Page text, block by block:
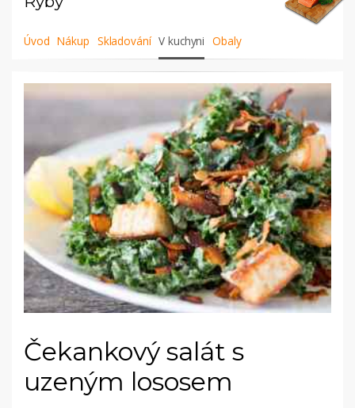
Úvod Nákup Skladování V kuchyni Obaly
Čekankový salát s
uzeným lososem